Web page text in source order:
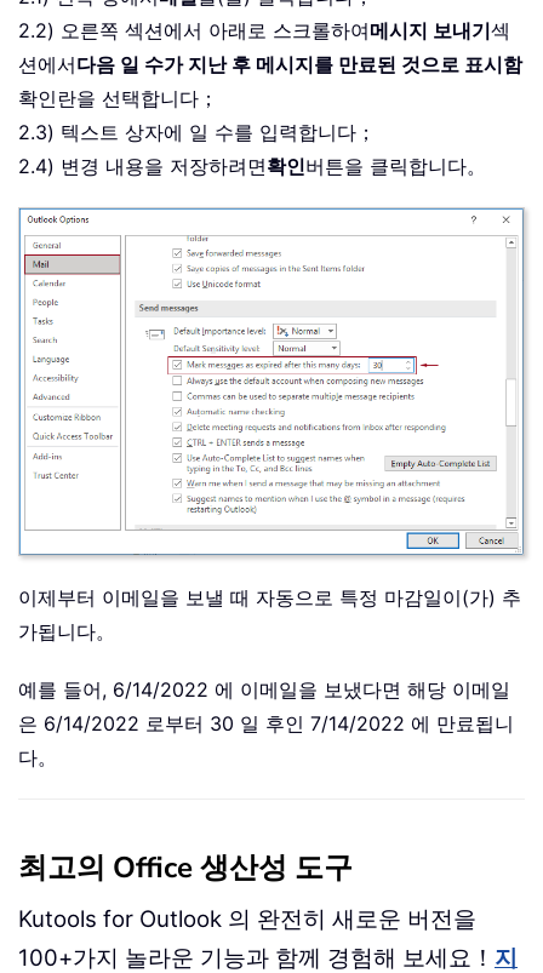
2.2) 오른쪽 섹션에서 아래로 스크롤하여메시지 보내기섹
션에서다음 일 수가 지난 후 메시지를 만료된 것으로 표시함
확인란을 선택합니다；
2.3) 텍스트 상자에 일 수를 입력합니다；
2.4) 변경 내용을 저장하려면확인버튼을 클릭합니다。
이제부터 이메일을 보낼 때 자동으로 특정 마감일이(가) 추
가됩니다。
예를 들어, 6/14/2022 에 이메일을 보냈다면 해당 이메일
은 6/14/2022 로부터 30 일 후인 7/14/2022 에 만료됩니
다。
최고의 Office 생산성 도구
Kutools for Outlook 의 완전히 새로운 버전을
100+가지 놀라운 기능과 함께 경험해 보세요！ 지